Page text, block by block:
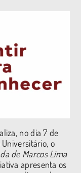
no dia 7 de
o
de Marcos Lima
apresenta os